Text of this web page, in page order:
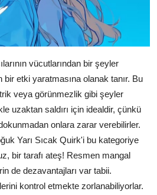
vücutlarından bir şeyler
bir etki yaratmasına olanak tanır. Bu
veya görünmezlik gibi şeyler
uzaktan saldırı için idealdir, çünkü
onlara zarar verebilirler.
Yarı Sıcak Quirk'i bu kategoriye
bir tarafı ateş! Resmen mangal
de dezavantajları var tabii.
kontrol etmekte zorlanabiliyorlar.